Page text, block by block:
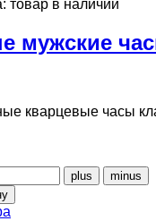
товар в наличии
мужские
кварцевые часы